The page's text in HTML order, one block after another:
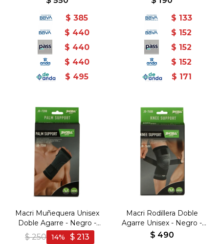
$ 385
$ 440
$ 440
$ 440
$ 495
$ 133
$ 152
$ 152
$ 152
$ 171
Macri Muñequera Unisex
Doble Agarre - Negro -
Negro
$ 250 $ 213
14
Macri Rodillera Doble
Agarre Unisex - Negro -
Negro
$ 490